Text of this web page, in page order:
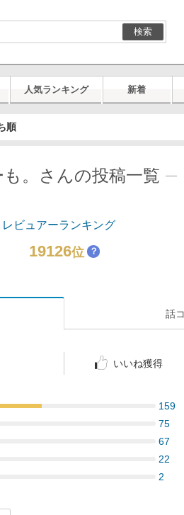
検索
人気ランキング 新着
順
も。さんの投稿一覧
レビュアーランキング
19126位 ？
話
いいね獲得
159
75
67
22
2